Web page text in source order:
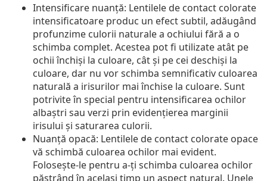
Intensificare nuanță: Lentilele de contact colorate
intensificatoare produc un efect subtil, adăugând
profunzime culorii naturale a ochiului fără a o
schimba complet. Acestea pot fi utilizate atât pe
ochii închiși la culoare, cât și pe cei deschiși la
culoare, dar nu vor schimba semnificativ culoarea
naturală a irisurilor mai închise la culoare. Sunt
potrivite în special pentru intensificarea ochilor
albaștri sau verzi prin evidențierea marginii
irisului și saturarea culorii.
Nuanță opacă: Lentilele de contact colorate opace
vă schimbă culoarea ochilor mai evident.
Folosește-le pentru a-ți schimba culoarea ochilor
păstrând în același timp un aspect natural. Unele